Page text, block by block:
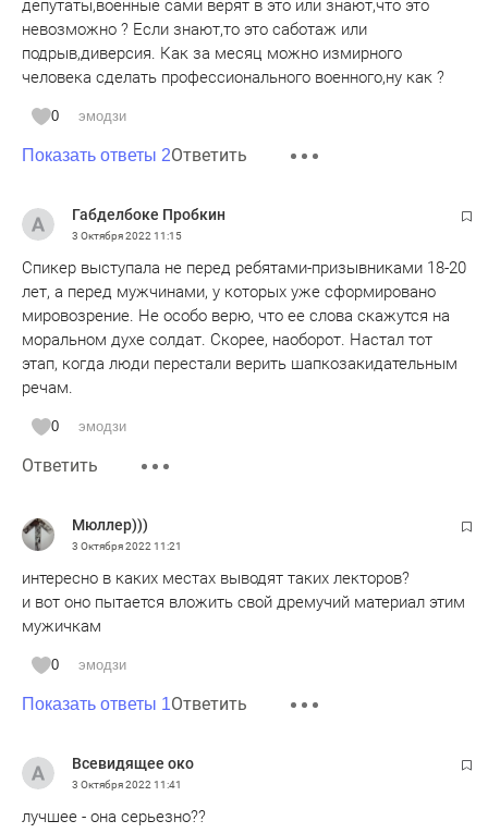
депутаты,военные сами верят в это или знают,что это
невозможно ? Если знают,то это саботаж или
подрыв,диверсия. Как за месяц можно измирного
человека сделать профессионального военного,ну как ?
0 эмодзи
Показать ответы 2Ответить
Габделбоке Пробкин
3 Октября 2022 11:15
Спикер выступала не перед ребятами-призывниками 18-20
лет, а перед мужчинами, у которых уже сформировано
мировозрение. Не особо верю, что ее слова скажутся на
моральном духе солдат. Скорее, наоборот. Настал тот
этап, когда люди перестали верить шапкозакидательным
речам.
0 эмодзи
Ответить
Мюллер)))
3 Октября 2022 11:21
интересно в каких местах выводят таких лекторов?
и вот оно пытается вложить свой дремучий материал этим
мужичкам
0 эмодзи
Показать ответы 1Ответить
Всевидящее око
3 Октября 2022 11:41
лучшее - она серьезно??